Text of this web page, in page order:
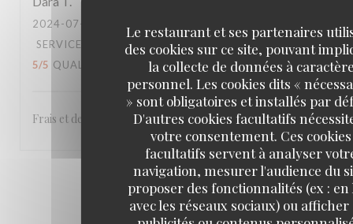
Le restaurant et ses partenaires
des cookies sur ce site, pouvant
la collecte de données à
personnel. Les cookies dits «
» sont obligatoires et installés par
D'autres cookies facultatifs
votre consentement. Ces cookies
facultatifs servent à analyser
navigation, mesurer l'audience du
proposer des fonctionnalités (ex : en
avec les réseaux sociaux) ou afficher
2024-07-18
SERVICE
AMBIANCE: CUISINE:
5/5 QUALITÉ / PRIX 5/5
Frais et de qualité.
1 2 3